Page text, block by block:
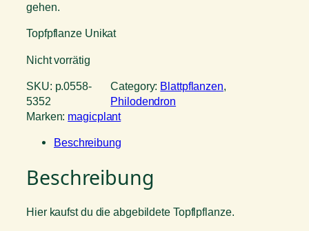
gehen.
Topfpflanze Unikat
Nicht vorrätig
SKU: p.0558-
5352
Category: Blattpflanzen
Philodendron
Marken: magicplant
Beschreibung
Beschreibung
Hier kaufst du die abgebildete Topflpflanze.